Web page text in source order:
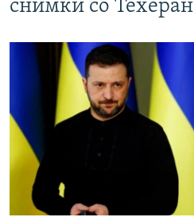
снимки со Техеран